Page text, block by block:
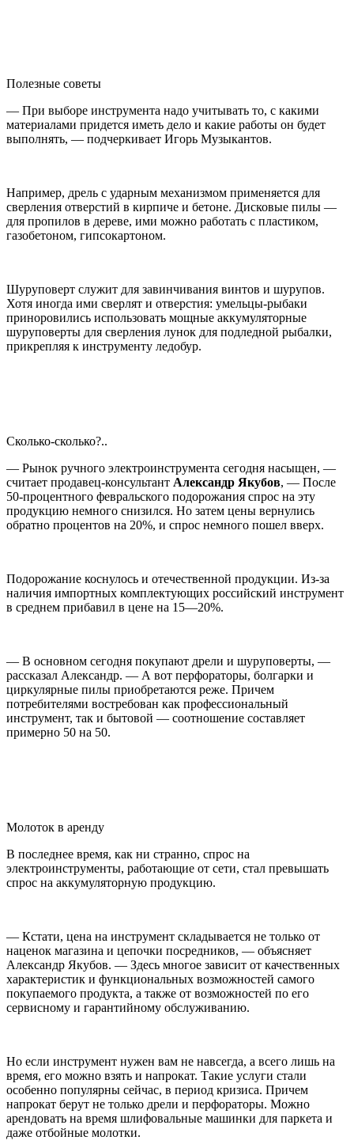
Полезные советы
— При выборе инструмента надо учитывать то, с какими
материалами придется иметь дело и какие работы он будет
выполнять, — подчеркивает Игорь Музыкантов.
Например, дрель с ударным механизмом применяется для
сверления отверстий в кирпиче и бетоне. Дисковые пилы —
для пропилов в дереве, ими можно работать с пластиком,
газобетоном, гипсокартоном.
Шуруповерт служит для завинчивания винтов и шурупов.
Хотя иногда ими сверлят и отверстия: умельцы-рыбаки
приноровились использовать мощные аккумуляторные
шуруповерты для сверления лунок для подледной рыбалки,
прикрепляя к инструменту ледобур.
Сколько-сколько?..
— Рынок ручного электроинструмента сегодня насыщен, —
считает продавец-консультант Александр Якубов, — После
50-процентного февральского подорожания спрос на эту
продукцию немного снизился. Но затем цены вернулись
обратно процентов на 20%, и спрос немного пошел вверх.
Подорожание коснулось и отечественной продукции. Из-за
наличия импортных комплектующих российский инструмент
в среднем прибавил в цене на 15—20%.
— В основном сегодня покупают дрели и шуруповерты, —
рассказал Александр. — А вот перфораторы, болгарки и
циркулярные пилы приобретаются реже. Причем
потребителями востребован как профессиональный
инструмент, так и бытовой — соотношение составляет
примерно 50 на 50.
Молоток в аренду
В последнее время, как ни странно, спрос на
электроинструменты, работающие от сети, стал превышать
спрос на аккумуляторную продукцию.
— Кстати, цена на инструмент складывается не только от
наценок магазина и цепочки посредников, — объясняет
Александр Якубов. — Здесь многое зависит от качественных
характеристик и функциональных возможностей самого
покупаемого продукта, а также от возможностей по его
сервисному и гарантийному обслуживанию.
Но если инструмент нужен вам не навсегда, а всего лишь на
время, его можно взять и напрокат. Такие услуги стали
особенно популярны сейчас, в период кризиса. Причем
напрокат берут не только дрели и перфораторы. Можно
арендовать на время шлифовальные машинки для паркета и
даже отбойные молотки.